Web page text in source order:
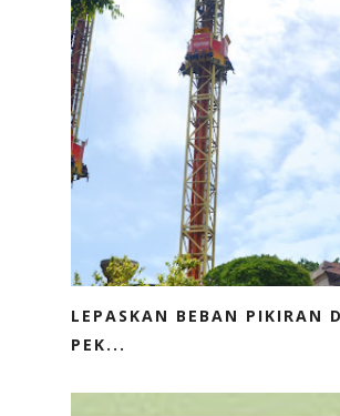
LEPASKAN BEBAN PIKIRAN
PEK...